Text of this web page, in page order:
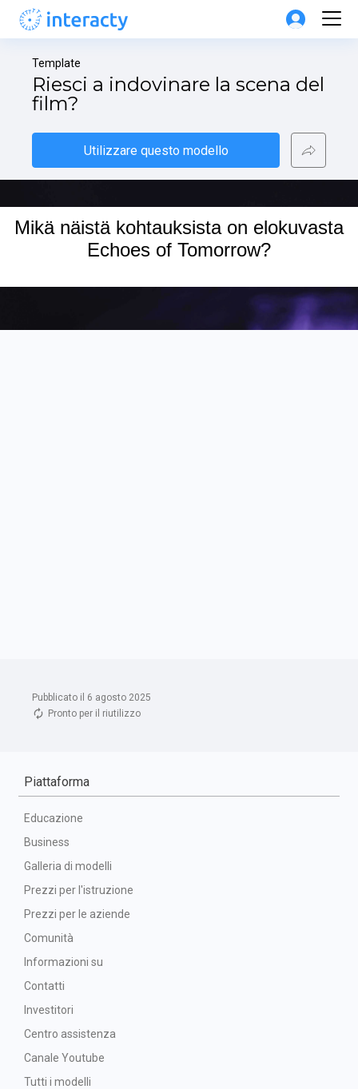
Pubblicato il 6 agosto 2025
Pronto per il riutilizzo
Template
Riesci a indovinare la scena del
film?
Utilizzare questo modello
Piattaforma
Educazione
Business
Galleria di modelli
Prezzi per l'istruzione
Prezzi per le aziende
Comunità
Informazioni su
Contatti
Investitori
Centro assistenza
Canale Youtube
Tutti i modelli